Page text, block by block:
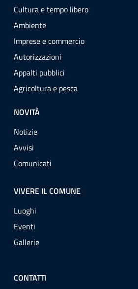
Cultura e tempo libero
Ambiente
Imprese e commercio
Autorizzazioni
Appalti pubblici
Agricoltura e pesca
NOVITÀ
Notizie
Avvisi
Comunicati
VIVERE IL COMUNE
Luoghi
Eventi
Gallerie
CONTATTI